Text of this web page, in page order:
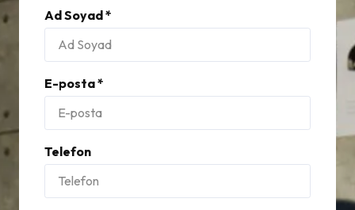
Ad Soyad *
E-posta *
Telefon